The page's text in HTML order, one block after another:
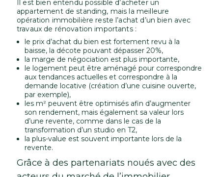
Il est bien entendu possible d’acheter un
appartement de standing, mais la meilleure
opération immobilière reste l’achat d’un bien avec
travaux de rénovation importants :
le prix d’achat du bien est fortement revu à la
baisse, la décote pouvant dépasser 20%,
la marge de négociation est plus importante,
le logement peut être aménagé pour correspondre
aux tendances actuelles et correspondre à la
demande locative (création d’une cuisine ouverte,
par exemple),
les m² peuvent être optimisés afin d’augmenter
son rendement, mais également sa valeur lors
d’une revente, comme dans le cas de la
transformation d’un studio en T2,
la plus-value est souvent importante lors de la
revente.
Grâce à des partenariats noués avec des